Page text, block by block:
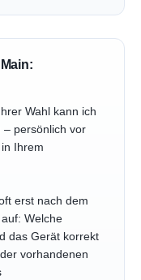
Wahl kann ich
– persönlich vor
Ihrem
erst nach dem
Welche
das Gerät korrekt
vorhandenen